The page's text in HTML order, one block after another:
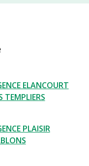
ELANCOURT
TEMPLIERS
PLAISIR